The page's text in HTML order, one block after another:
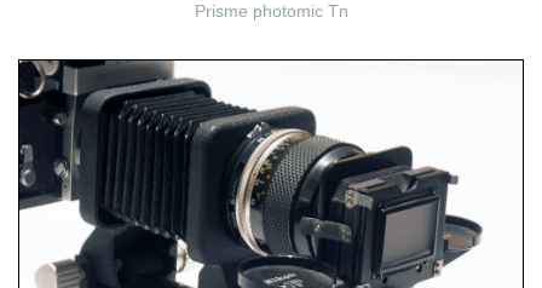
Prisme photomic Tn